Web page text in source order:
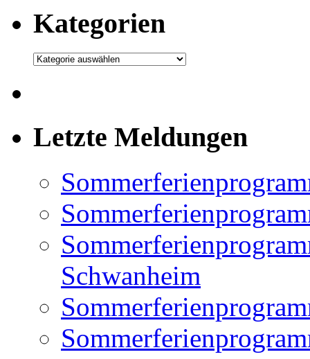
Kategorien
Kategorien
Letzte Meldungen
Schwanheim